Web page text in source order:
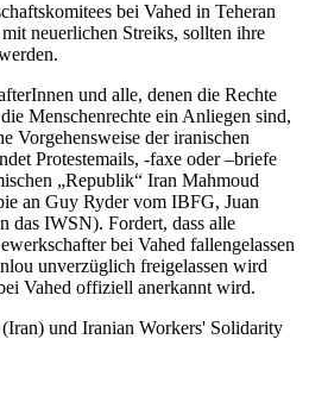
bei Vahed in Teheran
neuerlichen Streiks, sollten ihre
und alle, denen die Rechte
Menschenrechte ein Anliegen sind,
Vorgehensweise der iranischen
Protestemails, -faxe oder –briefe
„Republik“ Iran Mahmoud
an Guy Ryder vom IBFG, Juan
das IWSN). Fordert, dass alle
bei Vahed fallengelassen
unverzüglich freigelassen wird
Vahed offiziell anerkannt wird.
und Iranian Workers' Solidarity